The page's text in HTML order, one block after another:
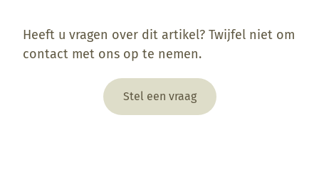
Heeft u vragen over dit artikel? Twijfel niet om
contact met ons op te nemen.
Stel een vraag